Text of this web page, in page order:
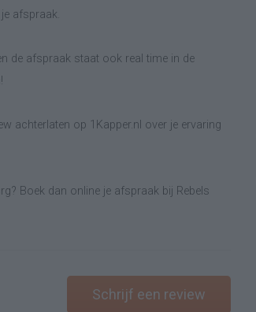
afspraak.
de afspraak staat ook real time in de
achterlaten op 1Kapper.nl over je ervaring
Boek dan online je afspraak bij Rebels
Schrijf een review